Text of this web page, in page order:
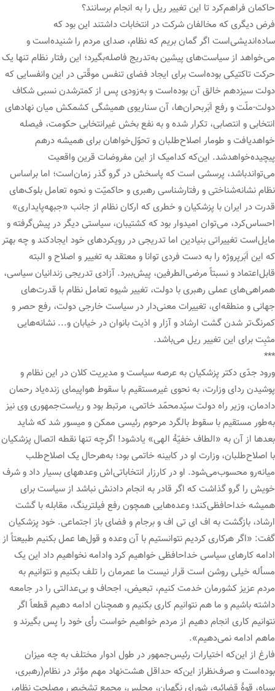
حاکمان فراهم‌کرد تا این تغییر ریل را به انجام برسانند؟
فرض دیگری که مخالفان شرکت در انتخابات داشتند این بود که
ساده‌اندیشی‌است اگر گمان بریم که نظام، صدای مردم را شنیده‌است و
می‌خواهد از سیاست‌های پیشین به‌تدریج فاصله‌بگیرد؛ این رفتار نظام تنها یک
حرکت تاکتیکی بوده‌است برای ایجاد فضای تنفس موقّتی در این وانفسایی که
دولت سیزدهم خالق آن بوده‌است و به‌زودی پس از کمترشدن نسبی شکاف
دولت-ملّت و رفع اَبَربحران‌ها، آن سناریوی همیشگی کشمکش میان نهادهای
انتخابی و انتصابی، تکرار شده و به نفع بخش غیرانتخابی حکومت، فیصله
خواهدیافت و طومار اصلاح‌طلبان و تحوّل‌خواهان برای همیشه درهم
پیچیده‌خواهدشد. این‌که کدامیک از این مفروضات قرین واقعیت
می‌تواندباشد، پرسشی است که پاسخش در گرو گذر زمان‌است؛ اما براساس
نظام نشانه‌شناختی و رفتارشناسی رهبری و حاکمیّت و نحوه تعامل بلوک‌های
قدرت در ایران با پزشکیان و خطری که ارکان نظام از جانب «جبهه‌پایداری»
احساس‌کرد، می‌توان امیدوار بود که کشتیبان، سیاستی دیگر در پیش‌گرفته و
مایل‌است تغییراتی بنیادین اما تدریجی در رویکردهای خود ایجادکند و چه بهتر
که این اَبَرپروژه را به دست فردی توانا و معتقد به تغییر و اصلاح و البته
قابل‌اعتماد و نسبتاً مرضی‌الطرفین، پیش‌ببرد. آزادی تدریجی زندانیان سیاسی،
همراهی‌های عملی رهبری با دولت، تغییر شیوه تعامل نظام با قدرت‌های
جهانی و منطقه‌ای، تغییرات معنی‌دار در سیاست خارجی دولت، رفع حصر و
کمرنگ‌تر شدن گشت ارشاد و آزار و اذیت بانوان در خیابان و... نشانه‌هایی
مثبِت برای این تغییر ریل می‌باشد.
***
ورود جدّی دکتر پزشکیان به عرصه سیاست و مدیریت کلان در این نظام و
پوشیدن ردای وزارت، به نحوی غیرمستقیم با سقوط هواپیمای زنده‌یاد رحمان
دادمان، وزیر راه دولت سیّدمحمّد خاتمی، مرتبط بود و ریاست‌جمهوری وی نیز
به‌طور مستقیم با سقوط بالگرد مرحوم رئیسی ممکن و میسور شد که شاید
بعدها از آن به «الطاف خفیّۀ الهی» یادشود! اگرچه تنها نقطه اتصال پزشکیان
با اصلاح‌طلبان، وزارت او در کابینه خاتمی بود؛ به‌هرحال یک اصلاح‌طلب
میانه‌رو محسوب‌می‌شود. او در کارزار انتخاباتی‌اش وعده‎های بسیار ‌داد و شرف
خویش را گرو گذاشت که اگر قادر به انجام دادنش نباشد از سیاست برای
همیشه خداحافظی‌کند؛ وعده‌هایی همچون رفع فیلترینگ، مقابله با گشت
ارشاد، بازگشت به اف ای تی اف و برجام و فضای باز اجتماعی. خود پزشکیان
گفت: «اگر هرکاری کردیم نتوانستیم با آن وعده و قول‌ها عمل بکنیم طبیعتاً از
ادامه کارهای سیاسی خداحافظی خواهیم کرد وادامه نخواهیم داد این یک
مسأله خیلی روشن است قرار نیست ما عمرمان را تلف بکنیم و نتوانیم به
مردم عزیز کشورمان خدمت کنیم، تبعیض، اجحاف و بی‌عدالتی را در جامعه
داشته باشیم و ما هم نتوانیم کاری بکنیم و همچنان ادامه دهیم قطعاً اگر
نتوانیم کاری انجام دهیم از مردم خواهیم خواست رأی خود را پس بگیرند و
ماهم ادامه نمی‌دهیم».
فارغ از این‌که اختیارات رئیس‌جمهور در طول ادوار مختلف به چه میزان
بوده‌است و صرف‌نظراز این‌که حداقل هشت‌نهاد مهم مؤثر در نظام(رهبری،
سپاه، قوۀ قضائیه، شورای نگهبان، مجلس، مجمع تشخیص مصلحت نظام،